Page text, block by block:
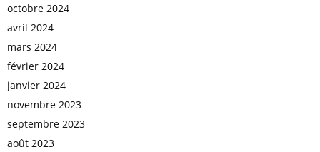
octobre 2024
avril 2024
mars 2024
février 2024
janvier 2024
novembre 2023
septembre 2023
août 2023